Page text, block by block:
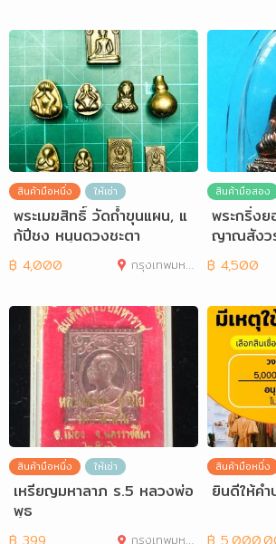
สินค้ามือหนึ่ง ให้เช่า
พระเมฆสิทธิ์ วัดถ้ำขุนแผน, แ
ก้ปีชง หนุนดวงชะตา
฿ 4,000 กรุงเทพมหานคร
สินค้ามือสอง
พระกริ่ง
ญาณสังว
ดบวรนิเวศฯ
฿ 4,500
สินค้ามือหนึ่ง ให้เช่า
เหรียญมหาลาภ ร.5 หลวงพ่อ
พุธ
กรุงเทพมหานคร
สินค้ามือหนึ่ง
ยินดีให้คำ